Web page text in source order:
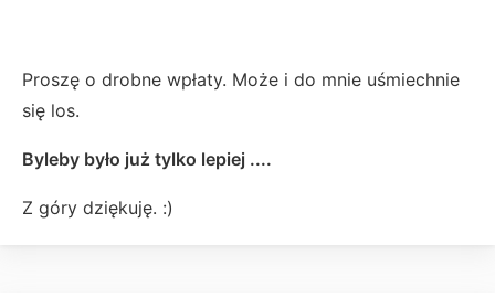
Proszę o drobne wpłaty. Może i do mnie uśmiechnie
się los.
Byleby było już tylko lepiej ....
Z góry dziękuję. :)